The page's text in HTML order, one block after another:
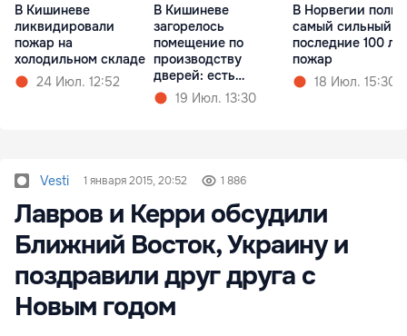
В Кишиневе
ликвидировали
пожар на
холодильном складе
24 Июл. 12:52
В Кишиневе
загорелось
помещение по
производству
дверей: есть
пострадавший
19 Июл. 13:30
В Норвегии
самый сильный
последние 100
пожар
18 Июл. 15:30
Vesti 1 января 2015, 20:52 1 886
Лавров и Керри обсудили
Ближний Восток, Украину и
поздравили друг друга с
Новым годом